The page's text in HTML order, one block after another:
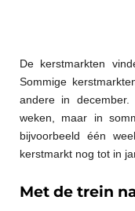
De kerstmarkten
Sommige
andere in
weken, maar in
bijvoorbeeld één
kerstmarkt nog tot in
Met de trein